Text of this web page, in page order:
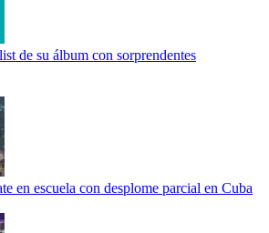
de su álbum con sorprendentes
en escuela con desplome parcial en Cuba